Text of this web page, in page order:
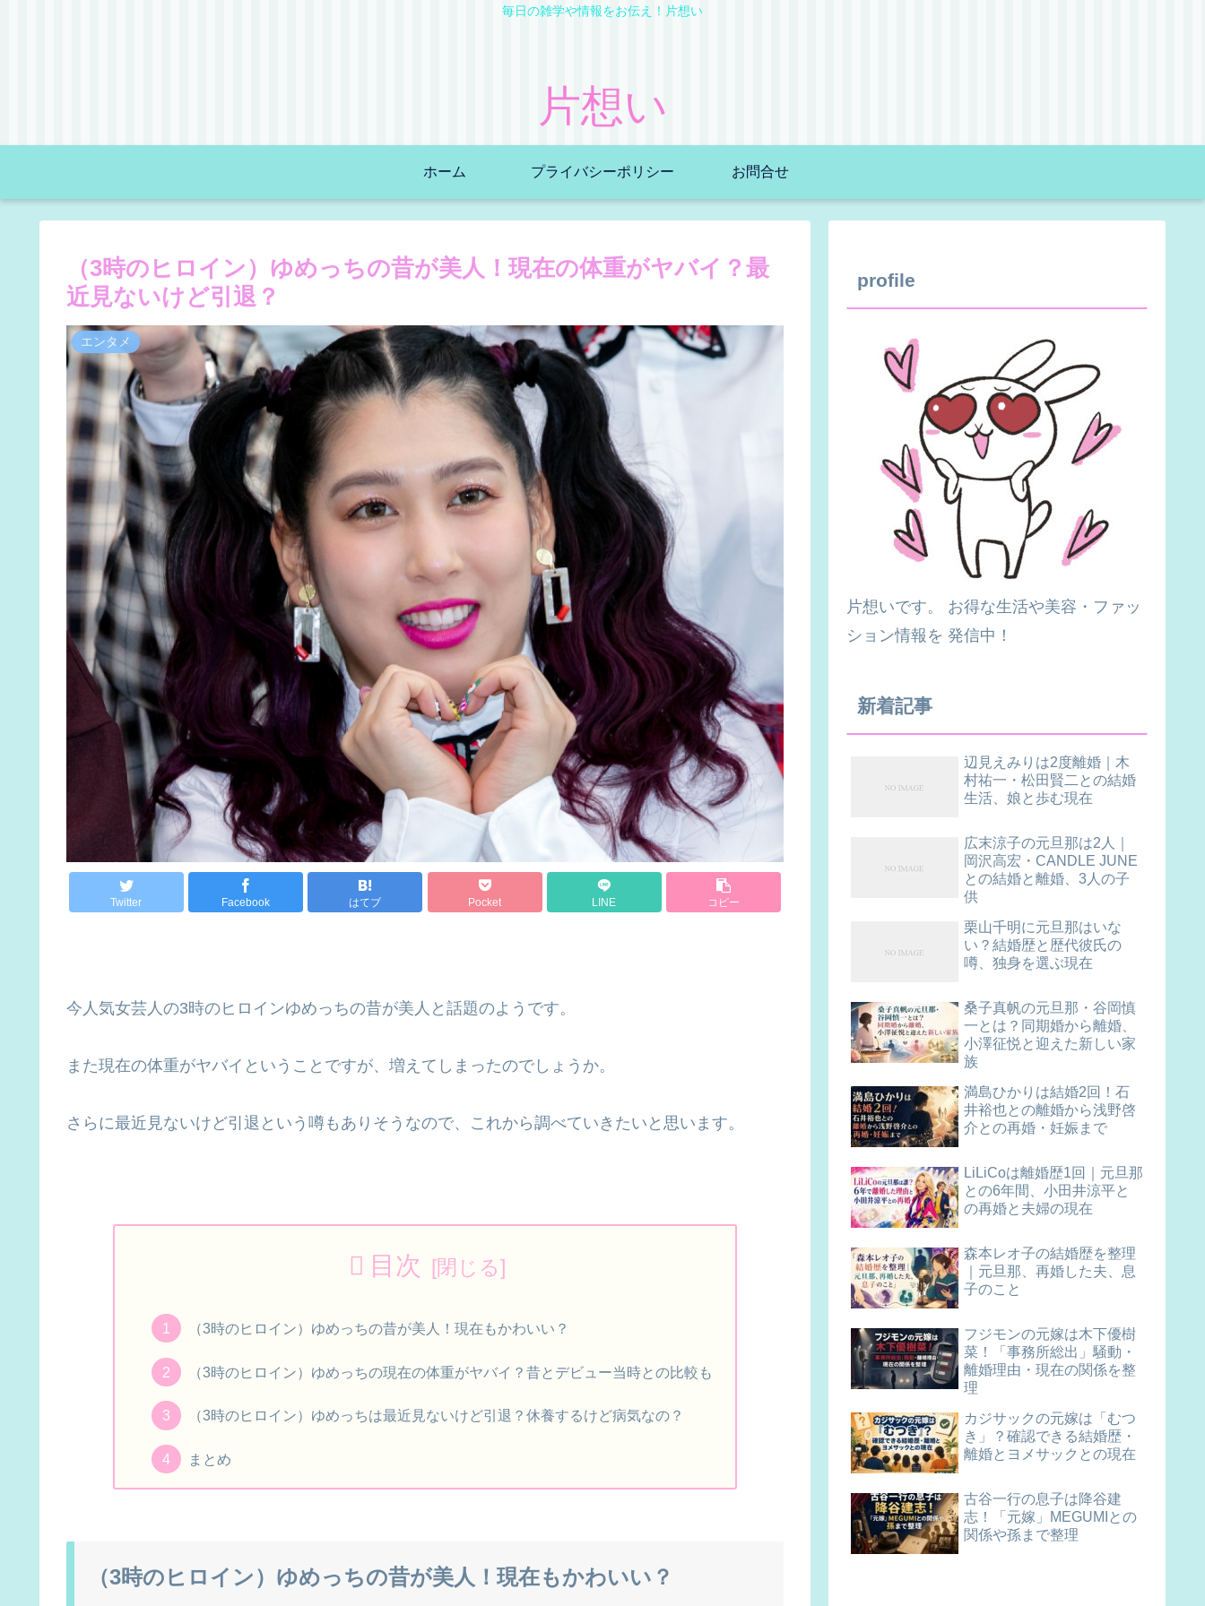
毎日の雑学や情報をお伝え！片想い
片想い
ホーム プライバシーポリシー お問合せ
（3時のヒロイン）ゆめっちの昔が美人！現在の体重がヤバイ？最
近見ないけど引退？
エンタメ
Twitter Facebook はてブ Pocket LINE コピー
今人気女芸人の3時のヒロインゆめっちの昔が美人と話題のようです。
また現在の体重がヤバイということですが、増えてしまったのでしょうか。
さらに最近見ないけど引退という噂もありそうなので、これから調べていきたいと思います。
目次
（3時のヒロイン）ゆめっちの昔が美人！現在もかわいい？
（3時のヒロイン）ゆめっちの現在の体重がヤバイ？昔とデビュー当時との比較も
（3時のヒロイン）ゆめっちは最近見ないけど引退？休養するけど病気なの？
まとめ
（3時のヒロイン）ゆめっちの昔が美人！現在もかわいい？
profile
片想いです。 お得な生活や美容・ファッ
ション情報を 発信中！
新着記事
辺見えみりは2度離婚｜木
村祐一・松田賢二との結婚
生活、娘と歩む現在
広末涼子の元旦那は2人｜
岡沢高宏・CANDLE JUNE
との結婚と離婚、3人の子
供
栗山千明に元旦那はいな
い？結婚歴と歴代彼氏の
噂、独身を選ぶ現在
桑子真帆の元旦那・谷岡慎
一とは？同期婚から離婚、
小澤征悦と迎えた新しい家
族
満島ひかりは結婚2回！石
井裕也との離婚から浅野啓
介との再婚・妊娠まで
LiLiCoは離婚歴1回｜元旦那
との6年間、小田井涼平と
の再婚と夫婦の現在
森本レオ子の結婚歴を整理
｜元旦那、再婚した夫、息
子のこと
フジモンの元嫁は木下優樹
菜！「事務所総出」騒動・
離婚理由・現在の関係を整
理
カジサックの元嫁は「むつ
き」？確認できる結婚歴・
離婚とヨメサックとの現在
古谷一行の息子は降谷建
志！「元嫁」MEGUMIとの
関係や孫まで整理